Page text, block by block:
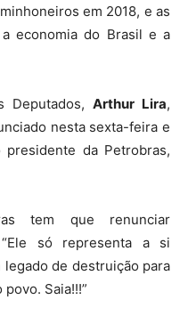
em 2018, e as
economia do Brasil e a
Deputados, Arthur Lira,
nesta sexta-feira e
da Petrobras,
tem que renunciar
“Ele só representa a si
de destruição para
Saia!!!”